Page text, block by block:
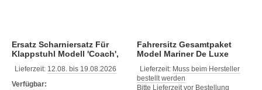
Ersatz Scharniersatz Für
Klappstuhl Modell 'Coach',
Lieferzeit: 12.08. bis 19.08.2026
Verfügbar:
Fahrersitz Gesamtpaket
Model Mariner De Luxe
Höhenverstellung
Lieferzeit: Muss beim Hersteller
bestellt werden
Bitte Lieferzeit vor Bestellung